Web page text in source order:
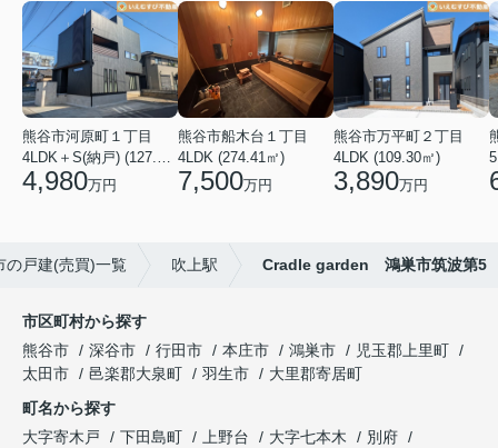
熊谷市河原町１丁目
4LDK＋S(納戸) (127.30㎡)
4,980万円
熊谷市船木台１丁目
4LDK (274.41㎡)
7,500万円
熊谷市万平町２丁目
4LDK (109.30㎡)
3,890万円
の戸建(売買)一覧 吹上駅 Cradle garden 鴻巣市筑波第5
市区町村から探す
熊谷市
深谷市 行田市 本庄市 鴻巣市
児玉郡上里町
太田市
邑楽郡大泉町 羽生市
大里郡寄居町
町名から探す
大字寄木戸
下田島町 上野台 大字七本木
別府